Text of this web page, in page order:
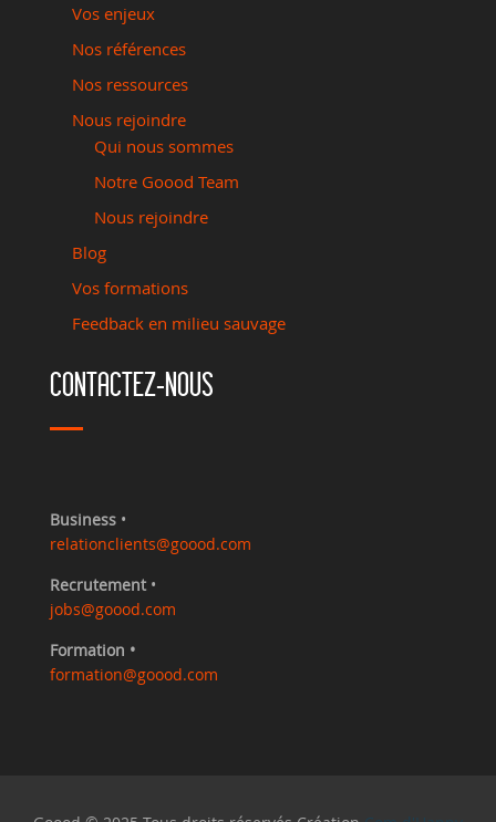
Vos enjeux
Nos références
Nos ressources
Nous rejoindre
Qui nous sommes
Notre Goood Team
Nous rejoindre
Blog
Vos formations
Feedback en milieu sauvage
CONTACTEZ-NOUS
Business •
relationclients@goood.com
Recrutement •
jobs@goood.com
Formation •
formation@goood.com